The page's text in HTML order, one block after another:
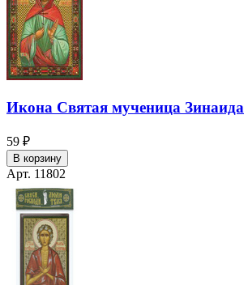
Икона Святая мученица Зинаида
59 ₽
В корзину
Арт. 11802